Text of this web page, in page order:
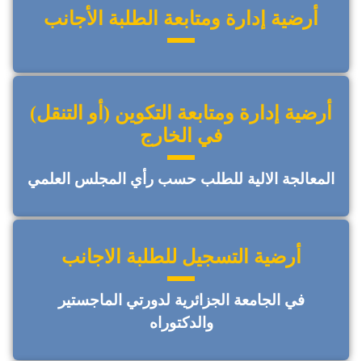
أرضية إدارة ومتابعة الطلبة الأجانب
أرضية إدارة ومتابعة التكوين (أو التنقل)
في الخارج
المعالجة الالية للطلب حسب رأي المجلس العلمي
أرضية التسجيل للطلبة الاجانب
في الجامعة الجزائرية لدورتي الماجستير
والدكتوراه